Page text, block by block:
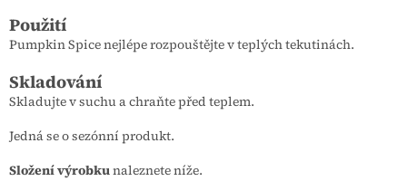
Použití
Pumpkin Spice nejlépe rozpouštějte v teplých tekutinách.
Skladování
Skladujte v suchu a chraňte před teplem.
Jedná se o sezónní produkt.
Složení výrobkunaleznete níže.